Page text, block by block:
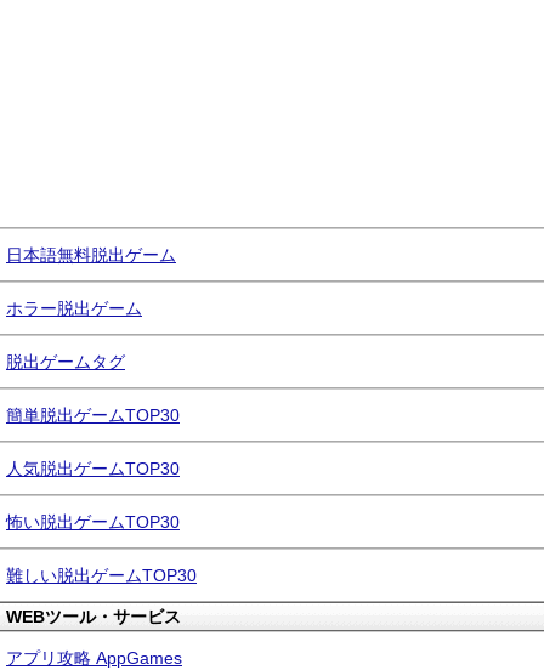
日本語無料脱出ゲーム
ホラー脱出ゲーム
脱出ゲームタグ
簡単脱出ゲームTOP30
人気脱出ゲームTOP30
怖い脱出ゲームTOP30
難しい脱出ゲームTOP30
WEBツール・サービス
アプリ攻略 AppGames